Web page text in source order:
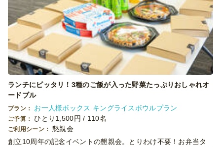
ランチにピッタリ！3種のご飯が入った野菜たっぷりおしゃれオ
ードブル
プラン： お一人様ボックス キングライスボウルプラン
ご予算： ひとり1,500円 / 110名
ご利用シーン： 懇親会
創立10周年の記念イベントの懇親会。とりわけ不要！お弁当タ